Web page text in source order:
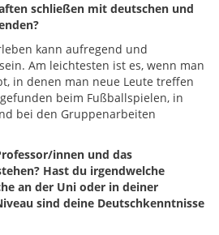
schließen mit deutschen und
kann aufregend und
Am leichtesten ist es, wenn man
in denen man neue Leute treffen
beim Fußballspielen, in
bei den Gruppenarbeiten
innen und das
Hast du irgendwelche
an der Uni oder in deiner
sind deine Deutschkenntnisse